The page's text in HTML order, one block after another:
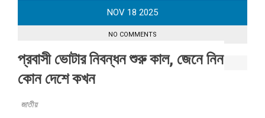
NOV 18 2025
NO COMMENTS
প্রবাসী ভোটার নিবন্ধন শুরু কাল, জেনে নিন
কোন দেশে কখন
জাতীয়